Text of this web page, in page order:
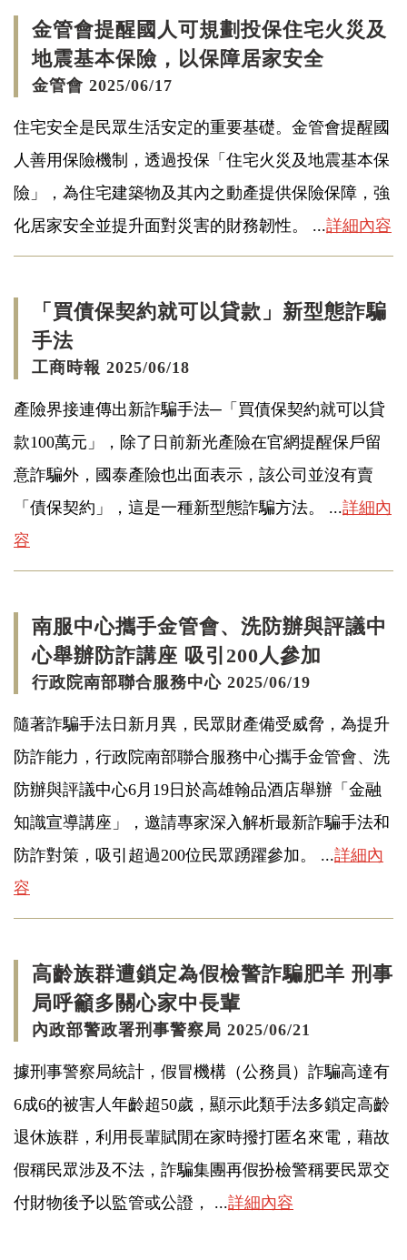
金管會提醒國人可規劃投保住宅火災及
地震基本保險，以保障居家安全
金管會 2025/06/17
住宅安全是民眾生活安定的重要基礎。金管會提醒國
人善用保險機制，透過投保「住宅火災及地震基本保
險」，為住宅建築物及其內之動產提供保險保障，強
化居家安全並提升面對災害的財務韌性。 ...詳細內容
「買債保契約就可以貸款」新型態詐騙
手法
工商時報 2025/06/18
產險界接連傳出新詐騙手法─「買債保契約就可以貸
款100萬元」，除了日前新光產險在官網提醒保戶留
意詐騙外，國泰產險也出面表示，該公司並沒有賣
「債保契約」，這是一種新型態詐騙方法。 ...詳細內
容
南服中心攜手金管會、洗防辦與評議中
心舉辦防詐講座 吸引200人參加
行政院南部聯合服務中心 2025/06/19
隨著詐騙手法日新月異，民眾財產備受威脅，為提升
防詐能力，行政院南部聯合服務中心攜手金管會、洗
防辦與評議中心6月19日於高雄翰品酒店舉辦「金融
知識宣導講座」，邀請專家深入解析最新詐騙手法和
防詐對策，吸引超過200位民眾踴躍參加。 ...詳細內
容
高齡族群遭鎖定為假檢警詐騙肥羊 刑事
局呼籲多關心家中長輩
內政部警政署刑事警察局 2025/06/21
據刑事警察局統計，假冒機構（公務員）詐騙高達有
6成6的被害人年齡超50歲，顯示此類手法多鎖定高齡
退休族群，利用長輩賦閒在家時撥打匿名來電，藉故
假稱民眾涉及不法，詐騙集團再假扮檢警稱要民眾交
付財物後予以監管或公證， ...詳細內容